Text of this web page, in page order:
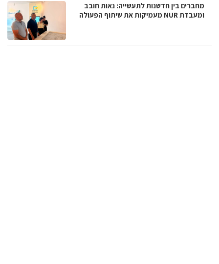
מחברים בין חדשנות לתעשייה: נאות חובב
ומעבדת NUR מעמיקות את שיתוף הפעולה